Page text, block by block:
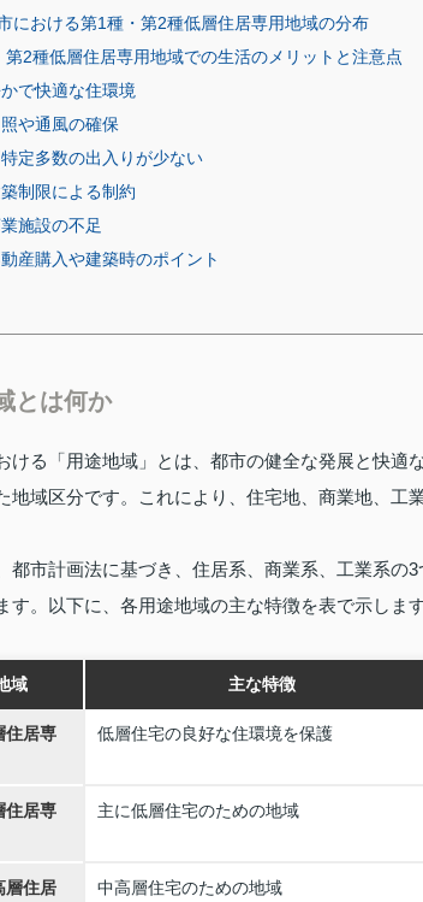
における第1種・第2種低層住居専用地域の分布
第2種低層住居専用地域での生活のメリットと注意点
かで快適な住環境
照や通風の確保
特定多数の出入りが少ない
築制限による制約
業施設の不足
動産購入や建築時のポイント
とは何か
ける「用途地域」とは、都市の健全な発展と快適
地域区分です。これにより、住宅地、商業地、工
都市計画法に基づき、住居系、商業系、工業系
す。以下に、各用途地域の主な特徴を表で示します
域 主な特徴
住居専
低層住宅の良好な住環境を保護
住居専
主に低層住宅のための地域
層住居
中高層住宅のための地域